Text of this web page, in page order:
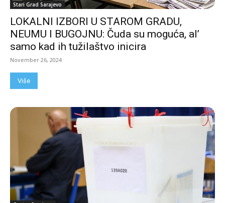
Stari Grad Sarajevo
LOKALNI IZBORI U STAROM GRADU,
NEUMU I BUGOJNU: Čuda su moguća, al’
samo kad ih tužilaštvo inicira
November 26, 2024
Više